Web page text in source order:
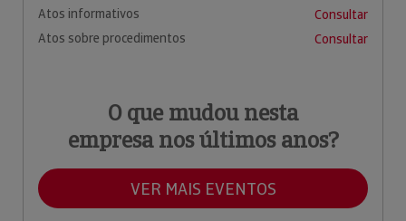
Atos informativos
Consultar
Atos sobre procedimentos
Consultar
O que mudou nesta
empresa nos últimos anos?
VER MAIS EVENTOS